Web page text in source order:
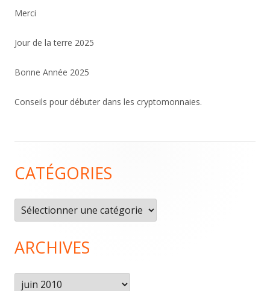
Merci
Jour de la terre 2025
Bonne Année 2025
Conseils pour débuter dans les cryptomonnaies.
du
pied
de
page
CATÉGORIES
Catégories
ARCHIVES
Archives